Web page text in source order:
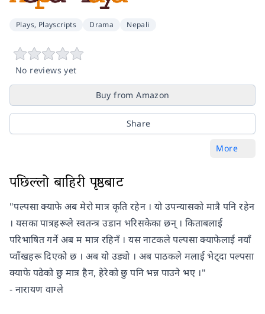
Plays, Playscripts Drama Nepali
No reviews yet
Buy from Amazon
Share
More
पछिल्लो बाहिरी पृष्ठबाट
"पल्पसा क्याफे अब मेरो मात्र कृति रहेन । यो उपन्यासको मात्रै पनि रहेन
। यसका पात्रहरूले स्वतन्त्र उडान भरिसकेका छन् । किताबलाई
परिभाषित गर्ने अब म मात्र रहिनँ । यस नाटकले पल्पसा क्याफेलाई नयाँ
प्वाँखहरू दिएको छ । अब यो उड्यो । अब पाठकले मलाई भेट्दा पल्पसा
क्याफे पढेको छु मात्र हैन, हेरेको छु पनि भन्न पाउने भए ।"
- नारायण वाग्ले